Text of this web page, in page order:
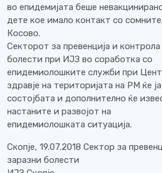
во епидемијата беше
дете кое имало контакт со
Косово.
Секторот за превенција и
болести при ИЈЗ во соработка со
епидемиолошките служби при
здравје на територијата на РМ ќе
состојбата и дополнително ќе
настаните и развојот на
епидемиолошката ситуација.
Скопје, 19.07.2018 Сектор за
заразни болести